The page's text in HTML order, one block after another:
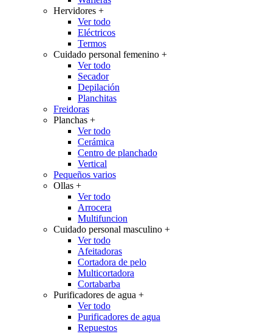
Hervidores +
Ver todo
Eléctricos
Termos
Cuidado personal femenino +
Ver todo
Secador
Depilación
Planchitas
Freidoras
Planchas +
Ver todo
Cerámica
Centro de planchado
Vertical
Pequeños varios
Ollas +
Ver todo
Arrocera
Multifuncion
Cuidado personal masculino +
Ver todo
Afeitadoras
Cortadora de pelo
Multicortadora
Cortabarba
Purificadores de agua +
Ver todo
Purificadores de agua
Repuestos